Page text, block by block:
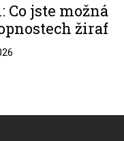
Co jste možná
žiraf